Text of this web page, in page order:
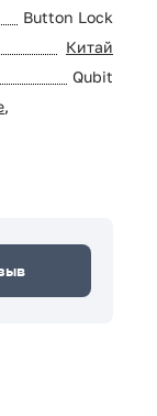
Button Lock
Китай
Qubit
,